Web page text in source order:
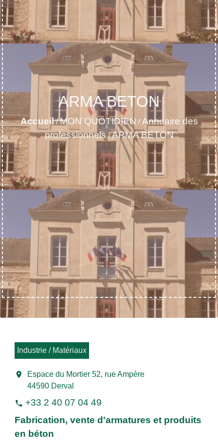
ARMA BETON
Accueil/MON QUOTIDIEN /Annuaire des
professionnels/ARMA BETON
Industrie / Matériaux
location_on
Espace du Mortier 52, rue Ampère
44590 Derval
phone +33 2 40 07 04 49
Fabrication, vente d'armatures et produits
en béton